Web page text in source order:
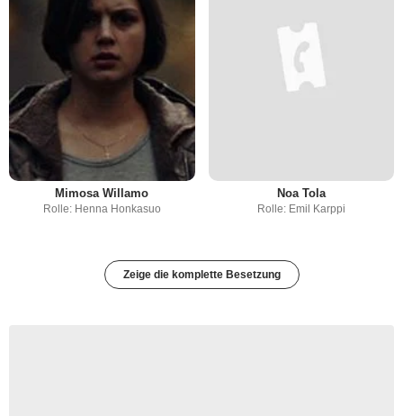
Mimosa Willamo
Rolle: Henna Honkasuo
Noa Tola
Rolle: Emil Karppi
Zeige die komplette Besetzung